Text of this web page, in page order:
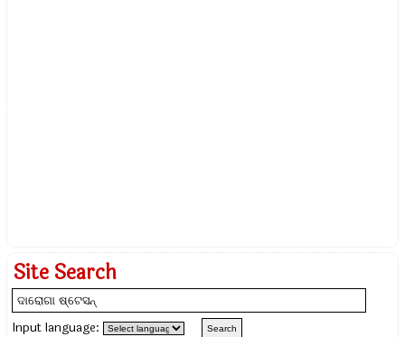
Site Search
Input language: